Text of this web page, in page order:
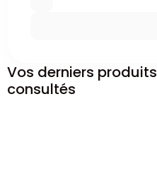
Vos derniers produits
consultés